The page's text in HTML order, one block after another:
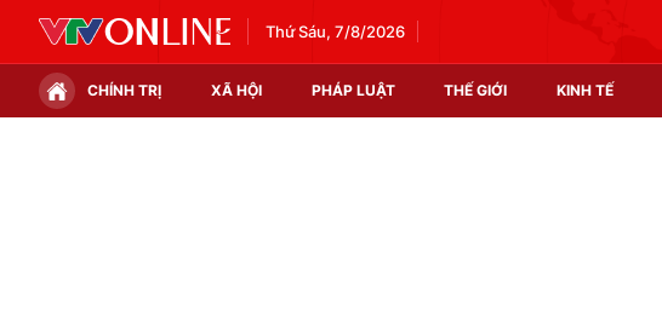
Thứ Sáu, 7/8/2026
CHÍNH TRỊ XÃ HỘI PHÁP LUẬT THẾ GIỚI KINH TẾ